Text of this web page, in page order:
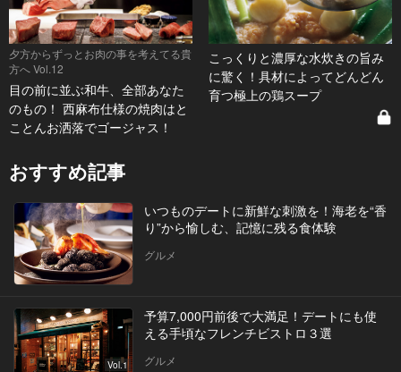
夕方からずっとお肉の事を考えてる貴
方へ Vol.12
目の前に並ぶ和牛、全部あなた
のもの！ 西麻布仕様の焼肉はと
ことんお洒落でゴージャス！
こっくりと濃厚な水炊きの旨み
に驚く！具材によってどんどん
育つ極上の鶏スープ
おすすめ記事
いつものデートに新鮮な刺激を！海老を“香
り”から愉しむ、記憶に残る食体験
グルメ
Vol.1
予算7,000円前後で大満足！デートにも使
える手頃なフレンチビストロ３選
グルメ